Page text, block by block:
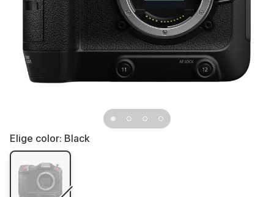
Elige color: Black